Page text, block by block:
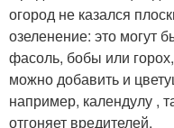
огород не казался
озеленение: это могут
фасоль, бобы или
можно добавить и
например, календулу ,
отгоняет вредителей.